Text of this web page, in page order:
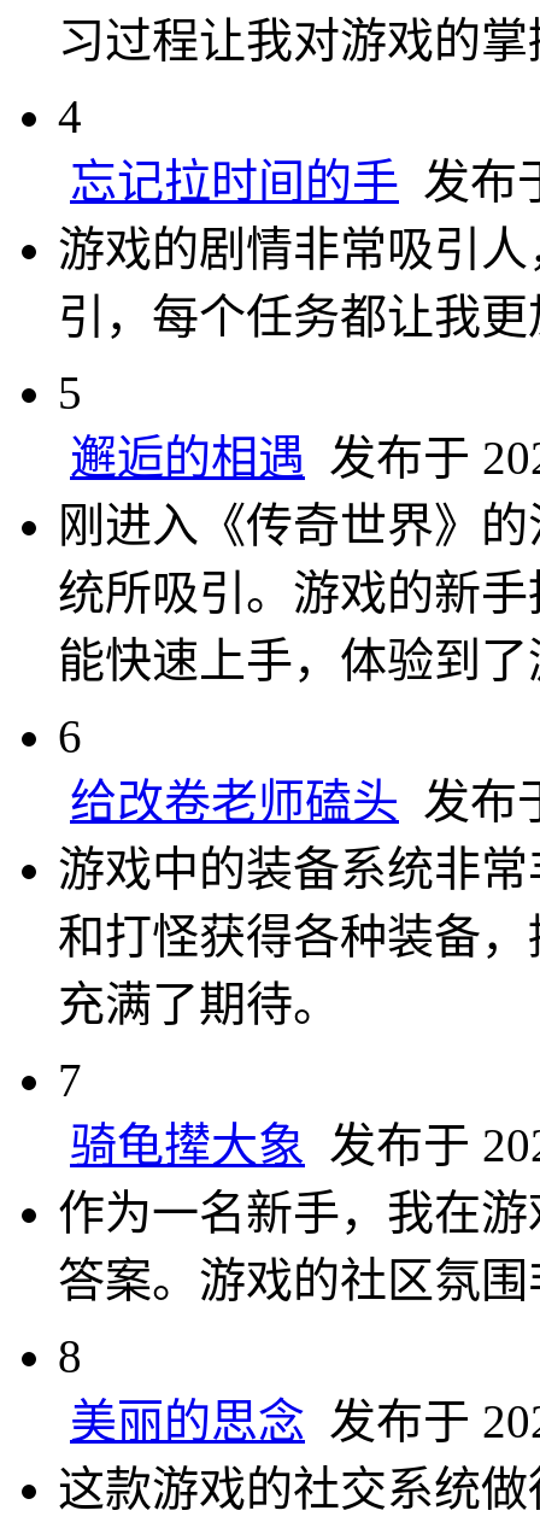
习过程让我对游戏的
4
忘记拉时间的手 发布
游戏的剧情非常吸引
引，每个任务都让我
5
邂逅的相遇 发布于
刚进入《传奇世界》
统所吸引。游戏的新
能快速上手，体验到
6
给改卷老师磕头 发布
游戏中的装备系统非
和打怪获得各种装备
充满了期待。
7
骑龟撵大象 发布于
作为一名新手，我在
答案。游戏的社区氛
8
美丽的思念 发布于
这款游戏的社交系统